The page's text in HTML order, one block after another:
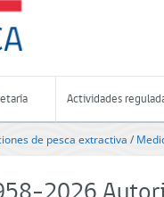
Actividades
de pesca extractiva /